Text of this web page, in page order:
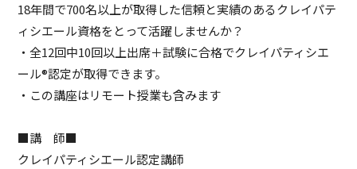
18年間で700名以上が取得した信頼と実績のあるクレイパテ
ィシエール資格をとって活躍しませんか？
・全12回中10回以上出席＋試験に合格でクレイパティシエ
ール®認定が取得できます。
・この講座はリモート授業も含みます
■講 師■
クレイパティシエール認定講師